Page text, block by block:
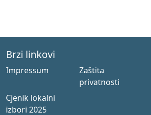
Brzi linkovi
Impressum
Zaštita
privatnosti
Cjenik lokalni
izbori 2025